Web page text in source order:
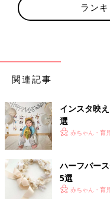
出典：Instagramアカウント「
MOMOさんはバルーン
デーの写真を撮影。バル
トを作ったそうです。時
とか。とても良いアイデ
ラン
関連記事
インスタ映
選
赤ちゃん・育
ハーフバー
5選
赤ちゃん・育